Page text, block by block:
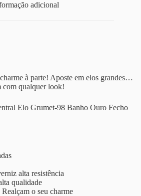
adicional
à parte! Aposte em elos grandes…
com qualquer look!
Elo Grumet-98 Banho Ouro Fecho
alta resistência
qualidade
o seu charme